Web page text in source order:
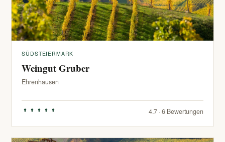
SÜDSTEIERMARK
Weingut Gruber
Ehrenhausen
4.7 · 6 Bewertungen